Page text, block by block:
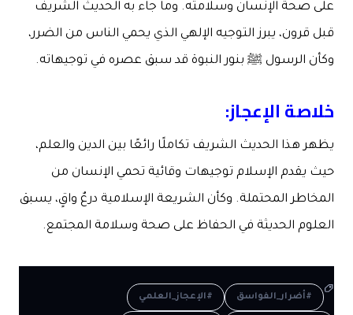
على صحة الإنسان وسلامته. وما جاء به الحديث الشريف
قبل قرون، يبرز التوجيه الإلهي الذي يحمي الناس من الضرر،
وكأن الرسول ﷺ بنور النبوة قد سبق عصره في توجيهاته.
خلاصة الإعجاز:
يظهر هذا الحديث الشريف تكاملًا رائعًا بين الدين والعلم،
حيث يقدم الإسلام توجيهات وقائية تحمي الإنسان من
المخاطر المحتملة. وكأن الشريعة الإسلامية درعٌ واقٍ، يسبق
العلوم الحديثة في الحفاظ على صحة وسلامة المجتمع.
#أضرار_الفواسق #الإعجاز_العلمي